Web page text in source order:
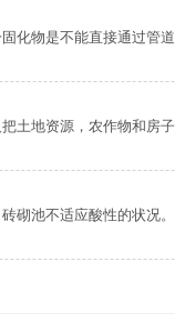
物是不能直接通过管
地资源，农作物和房
池不适应酸性的状况